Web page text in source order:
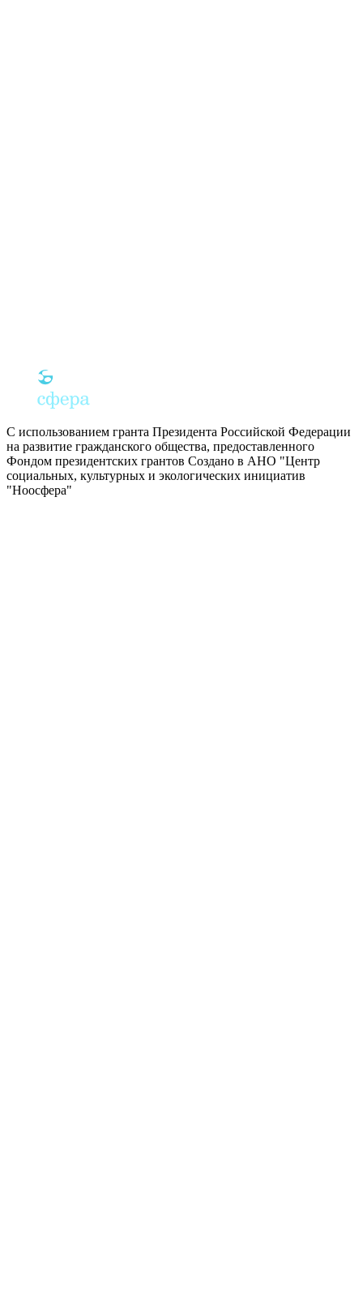
С использованием гранта Президента Российской Федерации
на развитие гражданского общества, предоставленного
Фондом президентских грантов Создано в АНО "Центр
социальных, культурных и экологических инициатив
"Ноосфера"